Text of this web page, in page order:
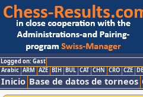
Logged on: Gast
Arabic ARM AZE BIH BUL CAT CHN CRO CZE
Inicio Base de datos de torneos